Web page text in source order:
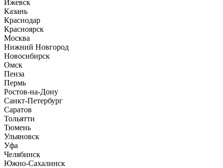
Ижевск
Казань
Краснодар
Красноярск
Москва
Нижний Новгород
Новосибирск
Омск
Пенза
Пермь
Ростов-на-Дону
Санкт-Петербург
Саратов
Тольятти
Тюмень
Ульяновск
Уфа
Челябинск
Южно-Сахалинск